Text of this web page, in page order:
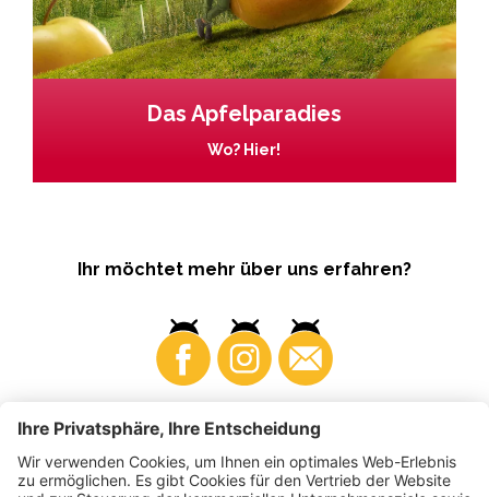
Das Apfelparadies
Wo? Hier!
Ihr möchtet mehr über uns erfahren?
Business Produzenten